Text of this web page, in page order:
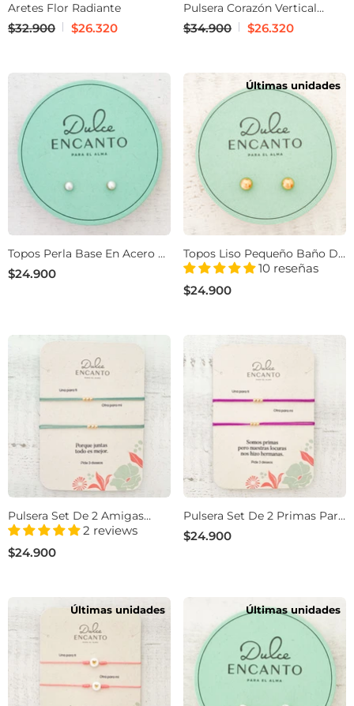
Aretes Flor Radiante
$32.900 $26.320
Pulsera Corazón Vertical
Murano Violeta Broche
$34.900 $26.320
Topos Perla Base En Acero 4
Mm
$24.900
Últimas unidades
Topos Liso Pequeño Baño De
Oro
10 reseñas
$24.900
Pulsera Set De 2 Amigas
Para Compartir Pide 3
2 reviews
$24.900
Pulsera Set De 2 Primas Para
Compartir Pide 3 Deseos
Hilo Morado
$24.900
Últimas unidades Últimas unidades